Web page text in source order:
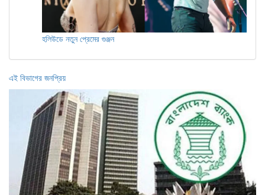
হলিউডে নতুন প্রেমের গুঞ্জন
এই বিভাগের জনপ্রিয়